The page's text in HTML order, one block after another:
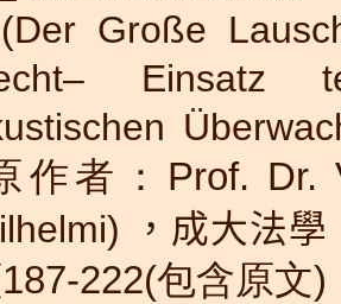
(Der Große
– Einsatz
作者：Prof. Dr.
，成大法學
222(包含原文)